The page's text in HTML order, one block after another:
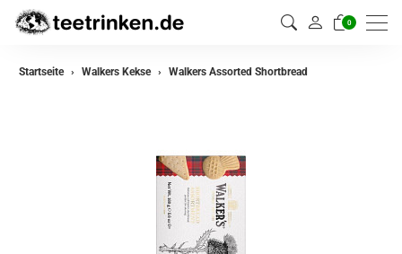
0
Startseite Walkers Kekse Walkers Assorted Shortbread